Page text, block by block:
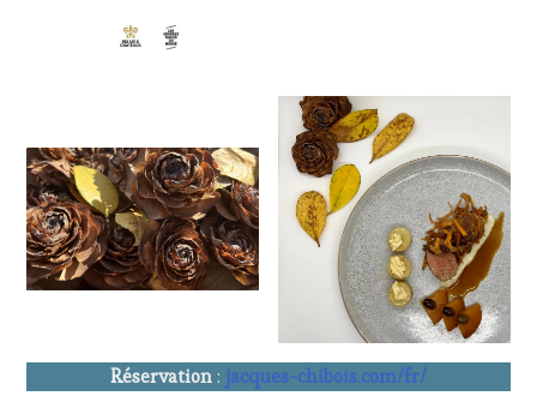
Réservation : jacques-chibois.com/fr/